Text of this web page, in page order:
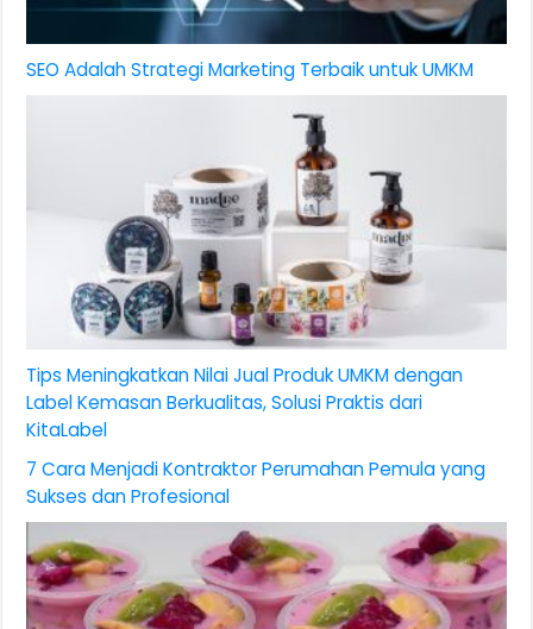
SEO Adalah Strategi Marketing Terbaik untuk UMKM
Tips Meningkatkan Nilai Jual Produk UMKM dengan
Label Kemasan Berkualitas, Solusi Praktis dari
KitaLabel
7 Cara Menjadi Kontraktor Perumahan Pemula yang
Sukses dan Profesional